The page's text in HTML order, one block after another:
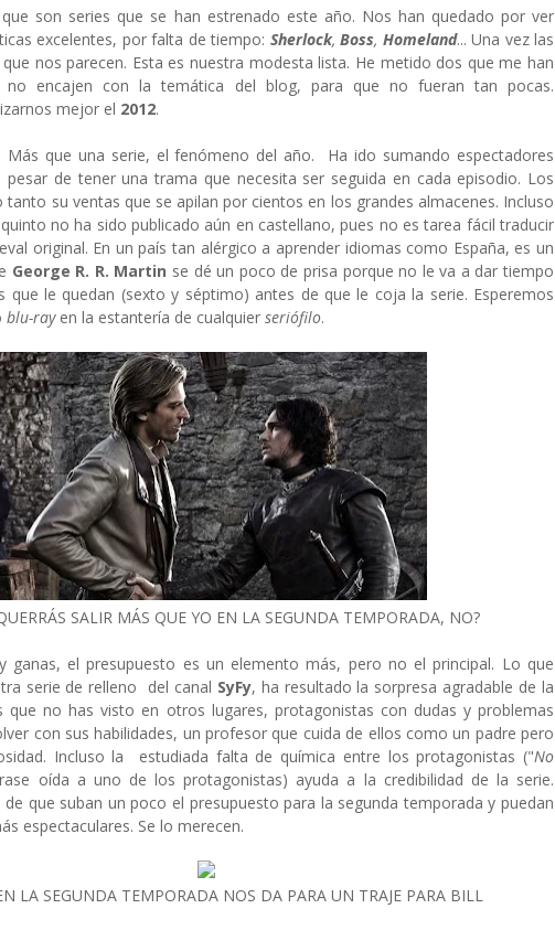
son series que se han estrenado este año. Nos han quedado por ver
excelentes, por falta de tiempo: Sherlock, Boss, Homeland... Una vez las
nos parecen. Esta es nuestra modesta lista. He metido dos que me han
no encajen con la temática del blog, para que no fueran tan pocas.
mejor el 2012.
Más que una serie, el fenómeno del año. Ha ido sumando espectadores
pesar de tener una trama que necesita ser seguida en cada episodio. Los
tanto su ventas que se apilan por cientos en los grandes almacenes. Incluso
no ha sido publicado aún en castellano, pues no es tarea fácil traducir
original. En un país tan alérgico a aprender idiomas como España, es un
George R. R. Martin se dé un poco de prisa porque no le va a dar tiempo
que le quedan (sexto y séptimo) antes de que le coja la serie. Esperemos
blu-rayen la estantería de cualquier seriófilo.
SALIR MÁS QUE YO EN LA SEGUNDA TEMPORADA, NO?
ganas, el presupuesto es un elemento más, pero no el principal. Lo que
serie de relleno del canal SyFy, ha resultado la sorpresa agradable de la
que no has visto en otros lugares, protagonistas con dudas y problemas
con sus habilidades, un profesor que cuida de ellos como un padre pero
Incluso la estudiada falta de química entre los protagonistas ("No
oída a uno de los protagonistas) ayuda a la credibilidad de la serie.
que suban un poco el presupuesto para la segunda temporada y puedan
espectaculares. Se lo merecen.
LA SEGUNDA TEMPORADA NOS DA PARA UN TRAJE PARA BILL